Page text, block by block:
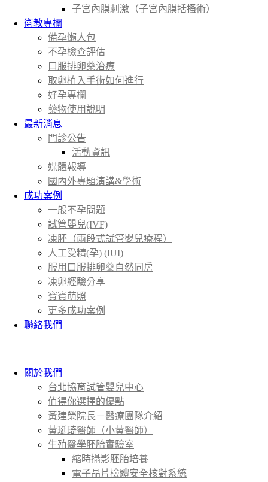
子宮內膜刺激（子宮內膜括搔術）
衛教專欄
備孕懶人包
不孕檢查評估
口服排卵藥治療
取卵植入手術如何進行
好孕專欄
藥物使用說明
最新消息
門診公告
活動資訊
媒體報導
國內外專題演講&學術
成功案例
一般不孕問題
試管嬰兒(IVF)
凍胚（兩段式試管嬰兒療程）
人工受精(孕) (IUI)
服用口服排卵藥自然同房
凍卵經驗分享
寶寶萌照
更多成功案例
聯絡我們
關於我們
台北協育試管嬰兒中心
值得你選擇的優點
黃建榮院長－醫療團隊介紹
黃珽琦醫師（小黃醫師）
生殖醫學胚胎實驗室
縮時攝影胚胎培養
電子晶片檢體安全核對系統